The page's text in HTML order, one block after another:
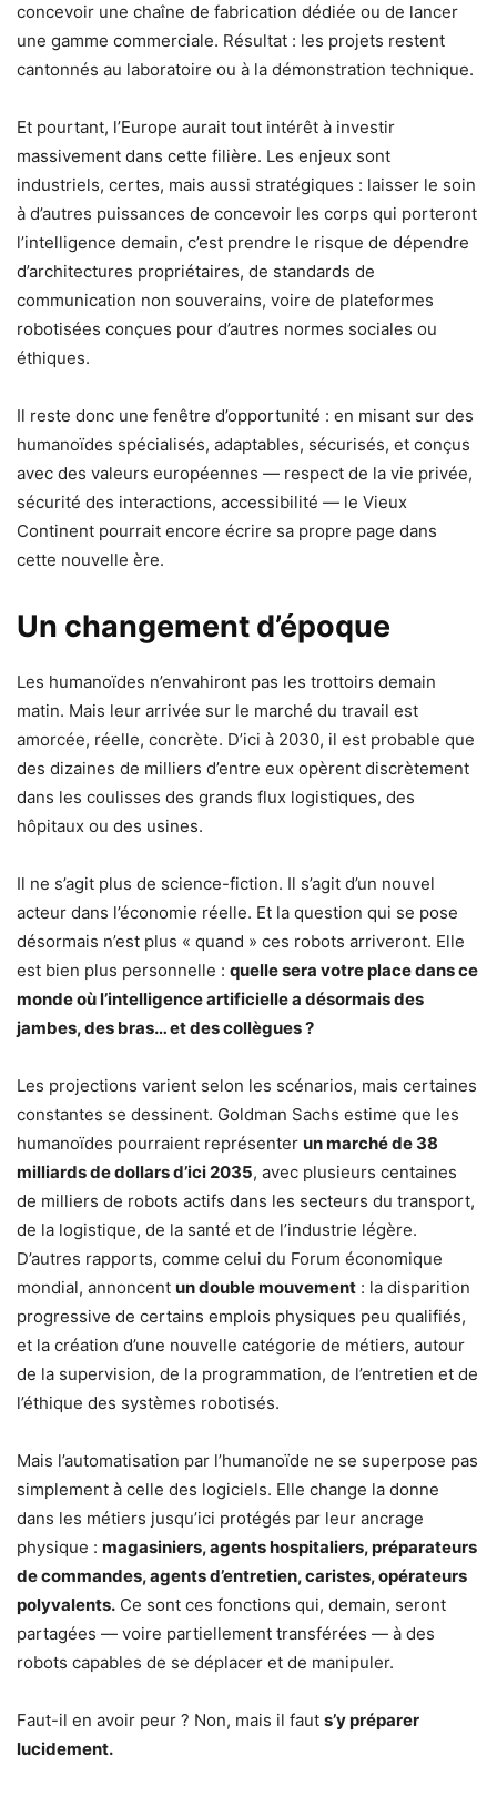
concevoir une chaîne de fabrication dédiée ou de lancer
une gamme commerciale. Résultat : les projets restent
cantonnés au laboratoire ou à la démonstration technique.
Et pourtant, l’Europe aurait tout intérêt à investir
massivement dans cette filière. Les enjeux sont
industriels, certes, mais aussi stratégiques : laisser le soin
à d’autres puissances de concevoir les corps qui porteront
l’intelligence demain, c’est prendre le risque de dépendre
d’architectures propriétaires, de standards de
communication non souverains, voire de plateformes
robotisées conçues pour d’autres normes sociales ou
éthiques.
Il reste donc une fenêtre d’opportunité : en misant sur des
humanoïdes spécialisés, adaptables, sécurisés, et conçus
avec des valeurs européennes — respect de la vie privée,
sécurité des interactions, accessibilité — le Vieux
Continent pourrait encore écrire sa propre page dans
cette nouvelle ère.
Un changement d’époque
Les humanoïdes n’envahiront pas les trottoirs demain
matin. Mais leur arrivée sur le marché du travail est
amorcée, réelle, concrète. D’ici à 2030, il est probable que
des dizaines de milliers d’entre eux opèrent discrètement
dans les coulisses des grands flux logistiques, des
hôpitaux ou des usines.
Il ne s’agit plus de science-fiction. Il s’agit d’un nouvel
acteur dans l’économie réelle. Et la question qui se pose
désormais n’est plus « quand » ces robots arriveront. Elle
est bien plus personnelle : quelle sera votre place dans ce
monde où l’intelligence artificielle a désormais des
jambes, des bras… et des collègues ?
Les projections varient selon les scénarios, mais certaines
constantes se dessinent. Goldman Sachs estime que les
humanoïdes pourraient représenter un marché de 38
milliards de dollars d’ici 2035, avec plusieurs centaines
de milliers de robots actifs dans les secteurs du transport,
de la logistique, de la santé et de l’industrie légère.
D’autres rapports, comme celui du Forum économique
mondial, annoncent un double mouvement : la disparition
progressive de certains emplois physiques peu qualifiés,
et la création d’une nouvelle catégorie de métiers, autour
de la supervision, de la programmation, de l’entretien et de
l’éthique des systèmes robotisés.
Mais l’automatisation par l’humanoïde ne se superpose pas
simplement à celle des logiciels. Elle change la donne
dans les métiers jusqu’ici protégés par leur ancrage
physique : magasiniers, agents hospitaliers, préparateurs
de commandes, agents d’entretien, caristes, opérateurs
polyvalents. Ce sont ces fonctions qui, demain, seront
partagées — voire partiellement transférées — à des
robots capables de se déplacer et de manipuler.
Faut-il en avoir peur ? Non, mais il faut s’y préparer
lucidement.